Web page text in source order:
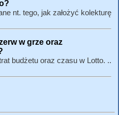
nt. tego, jak założyć kolekturę
w grze oraz
budżetu oraz czasu w Lotto. ..